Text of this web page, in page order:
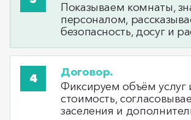
Показываем комнаты,
персоналом,
безопасность, досуг и
Договор.
Фиксируем объём услуг
стоимость,
заселения и